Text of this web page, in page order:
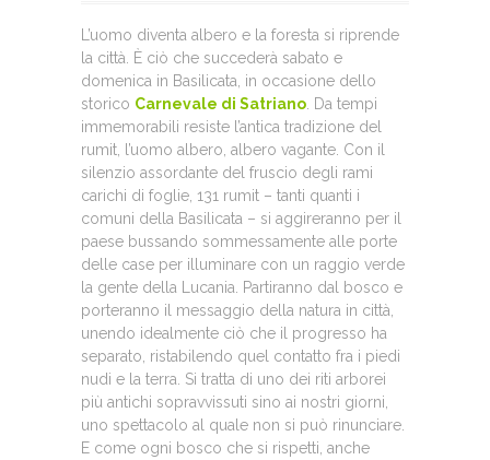
L’uomo diventa albero e la foresta si riprende
la città. È ciò che succederà sabato e
domenica in Basilicata, in occasione dello
storico Carnevale di Satriano . Da tempi
immemorabili resiste l’antica tradizione del
rumit, l’uomo albero, albero vagante. Con il
silenzio assordante del fruscio degli rami
carichi di foglie, 131 rumit – tanti quanti i
comuni della Basilicata – si aggireranno per il
paese bussando sommessamente alle porte
delle case per illuminare con un raggio verde
la gente della Lucania. Partiranno dal bosco e
porteranno il messaggio della natura in città,
unendo idealmente ciò che il progresso ha
separato, ristabilendo quel contatto fra i piedi
nudi e la terra. Si tratta di uno dei riti arborei
più antichi sopravvissuti sino ai nostri giorni,
uno spettacolo al quale non si può rinunciare.
E come ogni bosco che si rispetti, anche